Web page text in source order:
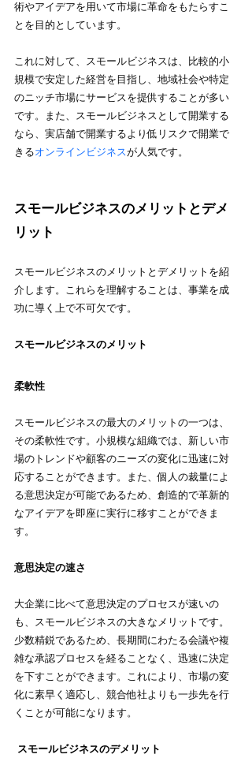
術やアイデアを用いて市場に革命をもたらすこ
とを目的としています。
これに対して、スモールビジネスは、比較的小
規模で安定した経営を目指し、地域社会や特定
のニッチ市場にサービスを提供することが多い
です。また、スモールビジネスとして開業する
なら、実店舗で開業するより低リスクで開業で
きるオンラインビジネスが人気です。
スモールビジネスのメリットとデメ
リット
スモールビジネスのメリットとデメリットを紹
介します。これらを理解することは、事業を成
功に導く上で不可欠です。
スモールビジネスのメリット
柔軟性
スモールビジネスの最大のメリットの一つは、
その柔軟性です。小規模な組織では、新しい市
場のトレンドや顧客のニーズの変化に迅速に対
応することができます。また、個人の裁量によ
る意思決定が可能であるため、創造的で革新的
なアイデアを即座に実行に移すことができま
す。
意思決定の速さ
大企業に比べて意思決定のプロセスが速いの
も、スモールビジネスの大きなメリットです。
少数精鋭であるため、長期間にわたる会議や複
雑な承認プロセスを経ることなく、迅速に決定
を下すことができます。これにより、市場の変
化に素早く適応し、競合他社よりも一歩先を行
くことが可能になります。
スモールビジネスのデメリット